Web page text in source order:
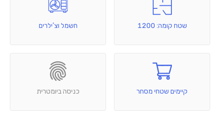
שטח קומה: 1200 חשמל וצ'ילרים
קיימים שטחי מסחר כניסה ביומטרית